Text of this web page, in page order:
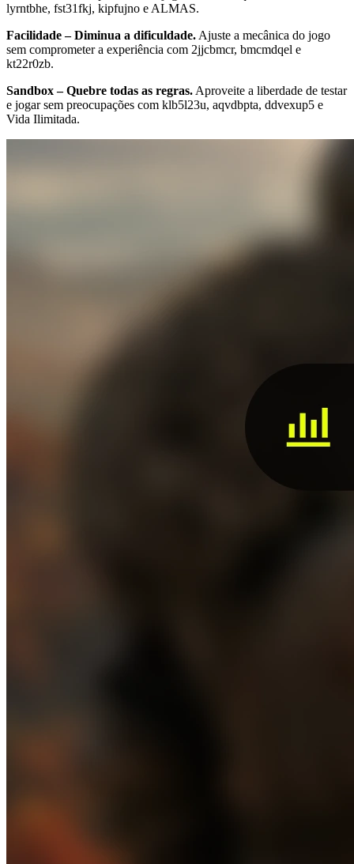
lyrntbhe, fst31fkj, kipfujno e ALMAS.
Facilidade – Diminua a dificuldade. Ajuste a mecânica do jogo
sem comprometer a experiência com 2jjcbmcr, bmcmdqel e
kt22r0zb.
Sandbox – Quebre todas as regras. Aproveite a liberdade de testar
e jogar sem preocupações com klb5l23u, aqvdbpta, ddvexup5 e
Vida Ilimitada.